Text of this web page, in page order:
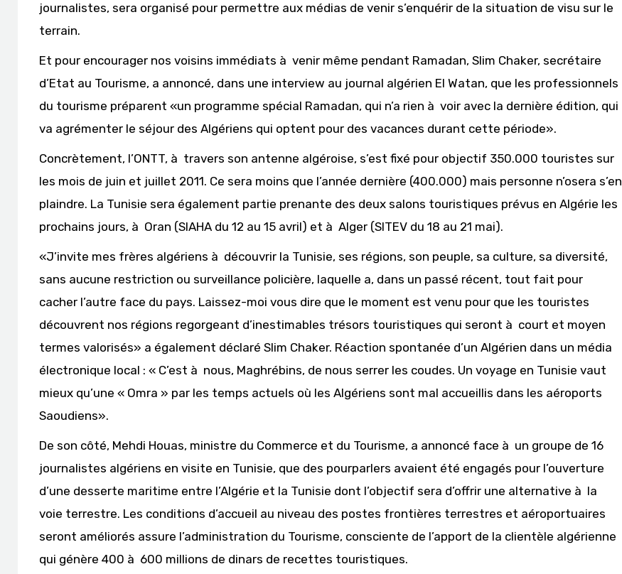
journalistes, sera organisé pour permettre aux médias de venir s’enquérir de la situation de visu sur le
terrain.
Et pour encourager nos voisins immédiats à venir même pendant Ramadan, Slim Chaker, secrétaire
d’Etat au Tourisme, a annoncé, dans une interview au journal algérien El Watan, que les professionnels
du tourisme préparent «un programme spécial Ramadan, qui n’a rien à voir avec la dernière édition, qui
va agrémenter le séjour des Algériens qui optent pour des vacances durant cette période».
Concrètement, l’ONTT, à travers son antenne algéroise, s’est fixé pour objectif 350.000 touristes sur
les mois de juin et juillet 2011. Ce sera moins que l’année dernière (400.000) mais personne n’osera s’en
plaindre. La Tunisie sera également partie prenante des deux salons touristiques prévus en Algérie les
prochains jours, à Oran (SIAHA du 12 au 15 avril) et à Alger (SITEV du 18 au 21 mai).
«J’invite mes frères algériens à découvrir la Tunisie, ses régions, son peuple, sa culture, sa diversité,
sans aucune restriction ou surveillance policière, laquelle a, dans un passé récent, tout fait pour
cacher l’autre face du pays. Laissez-moi vous dire que le moment est venu pour que les touristes
découvrent nos régions regorgeant d’inestimables trésors touristiques qui seront à court et moyen
termes valorisés» a également déclaré Slim Chaker. Réaction spontanée d’un Algérien dans un média
électronique local : « C’est à nous, Maghrébins, de nous serrer les coudes. Un voyage en Tunisie vaut
mieux qu’une « Omra » par les temps actuels où les Algériens sont mal accueillis dans les aéroports
Saoudiens».
De son côté, Mehdi Houas, ministre du Commerce et du Tourisme, a annoncé face à un groupe de 16
journalistes algériens en visite en Tunisie, que des pourparlers avaient été engagés pour l’ouverture
d’une desserte maritime entre l’Algérie et la Tunisie dont l’objectif sera d’offrir une alternative à la
voie terrestre. Les conditions d’accueil au niveau des postes frontières terrestres et aéroportuaires
seront améliorés assure l’administration du Tourisme, consciente de l’apport de la clientèle algérienne
qui génère 400 à 600 millions de dinars de recettes touristiques.